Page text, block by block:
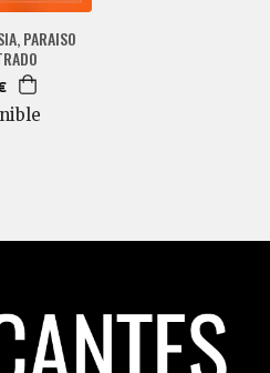
PARAISO